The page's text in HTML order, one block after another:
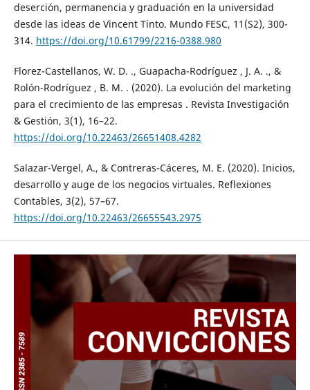
deserción, permanencia y graduación en la universidad
desde las ideas de Vincent Tinto. Mundo FESC, 11(S2), 300-
314. https://doi.org/10.61799/2216-0388.980
Florez-Castellanos, W. D. ., Guapacha-Rodríguez , J. A. ., &
Rolón-Rodríguez , B. M. . (2020). La evolución del marketing
para el crecimiento de las empresas . Revista Investigación
& Gestión, 3(1), 16–22.
https://doi.org/10.22463/26651408.4282
Salazar-Vergel, A., & Contreras-Cáceres, M. E. (2020). Inicios,
desarrollo y auge de los negocios virtuales. Reflexiones
Contables, 3(2), 57–67.
https://doi.org/10.22463/26655543.2975